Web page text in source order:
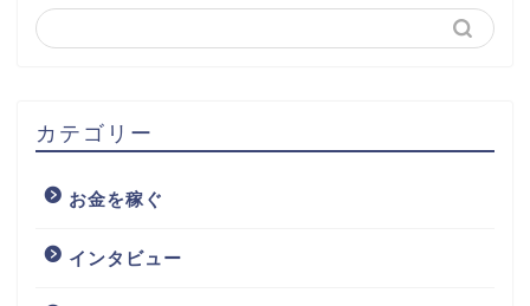
カテゴリー
お金を稼ぐ
インタビュー